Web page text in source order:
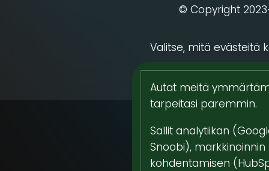
Valitse, mitä evästeitä
Autat meitä
tarpeitasi paremmin.
Sallit analytiikan
Snoobi), markkinoinnin
kohdentamisen
© Copyright 2023